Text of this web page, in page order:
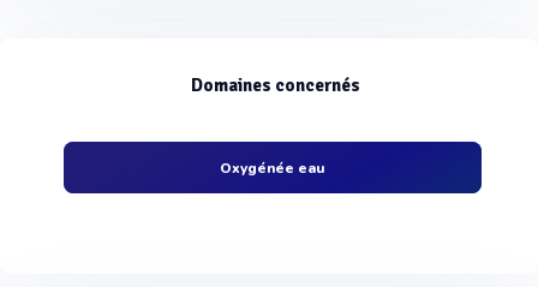
Domaines concernés
Oxygénée eau